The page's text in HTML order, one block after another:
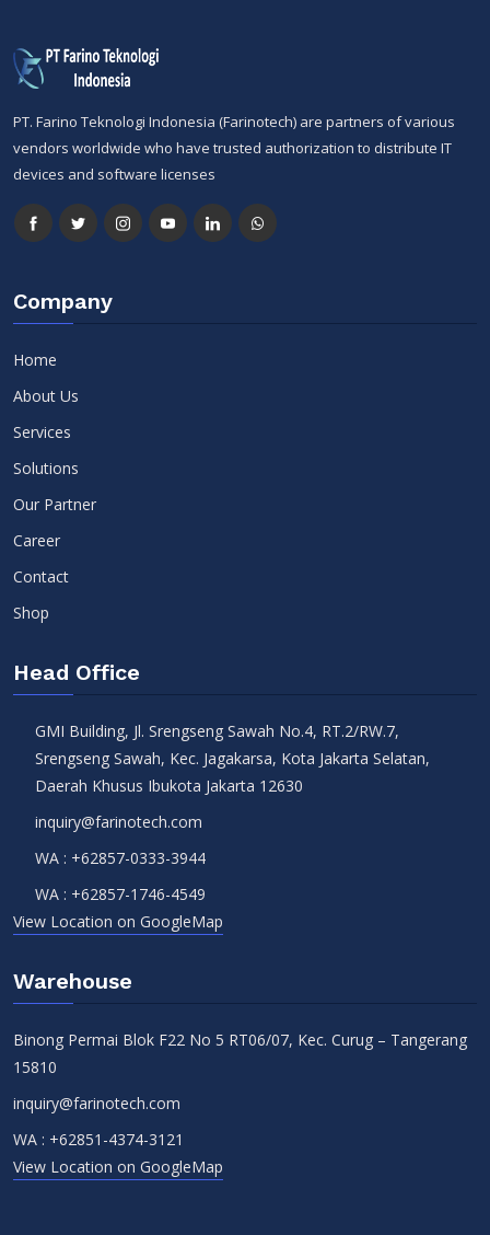
PT. Farino Teknologi Indonesia (Farinotech) are partners of various
vendors worldwide who have trusted authorization to distribute IT
devices and software licenses
Company
Home
About Us
Services
Solutions
Our Partner
Career
Contact
Shop
Head Office
GMI Building, Jl. Srengseng Sawah No.4, RT.2/RW.7,
Srengseng Sawah, Kec. Jagakarsa, Kota Jakarta Selatan,
Daerah Khusus Ibukota Jakarta 12630
inquiry@farinotech.com
WA : +62857-0333-3944
WA : +62857-1746-4549
View Location on GoogleMap
Warehouse
Binong Permai Blok F22 No 5 RT06/07, Kec. Curug – Tangerang
15810
inquiry@farinotech.com
WA : +62851-4374-3121
View Location on GoogleMap